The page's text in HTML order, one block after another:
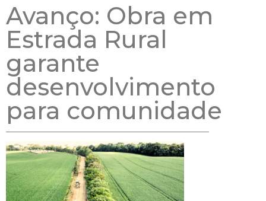
Avanço: Obra em
Estrada Rural
garante
desenvolvimento
para comunidade